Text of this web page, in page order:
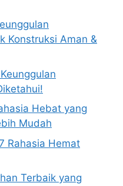
Konstruksi Aman &
Hebat yang
Mudah
Rahasia Hemat
Terbaik yang